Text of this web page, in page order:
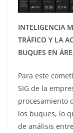
INTELIGENCIA
TRÁFICO
BUQUES EN
Para este
SIG de la
procesamiento
los buques, lo
de análisis